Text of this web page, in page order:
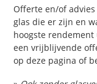
Offerte en/of
glas die er zijn en
hoogste
een vrijblijvende
op deze pagina of